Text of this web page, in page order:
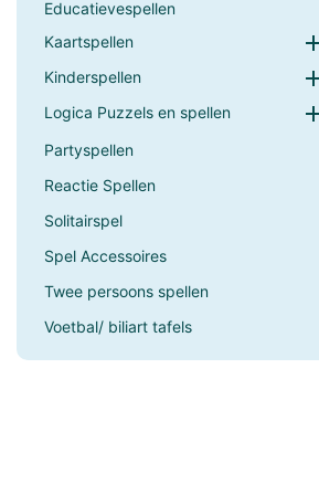
Bruder
Cloudberries Jigsaw
Cutebee
Educatievespellen
Kaartspellen
Kinderspellen
Logica Puzzels en spellen
Partyspellen
Reactie Spellen
Solitairspel
Spel Accessoires
Twee persoons spellen
Voetbal/ biliart tafels